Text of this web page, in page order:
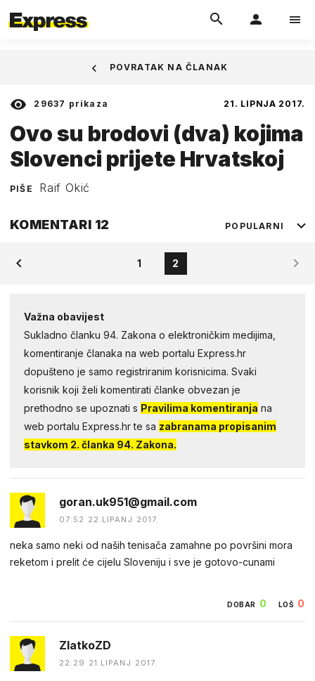
29637 prikaza 21. LIPNJA 2017.
Ovo su brodovi (dva) kojima
Slovenci prijete Hrvatskoj
PIŠE Raif Okić
POVRATAK NA ČLANAK
KOMENTARI 12 POPULARNI
1 2
Važna obavijest
Sukladno članku 94. Zakona o elektroničkim medijima,
komentiranje članaka na web portalu Express.hr
dopušteno je samo registriranim korisnicima. Svaki
korisnik koji želi komentirati članke obvezan je
prethodno se upoznati s Pravilima komentiranja na
web portalu Express.hr te sa zabranama propisanim
stavkom 2. članka 94. Zakona.
goran.uk951@gmail.com
07:52 22.LIPANJ 2017.
neka samo neki od naših tenisača zamahne po površini mora
reketom i prelit će cijelu Sloveniju i sve je gotovo-cunami
DOBAR 0 LOŠ 0
ZlatkoZD
22:29 21.LIPANJ 2017.